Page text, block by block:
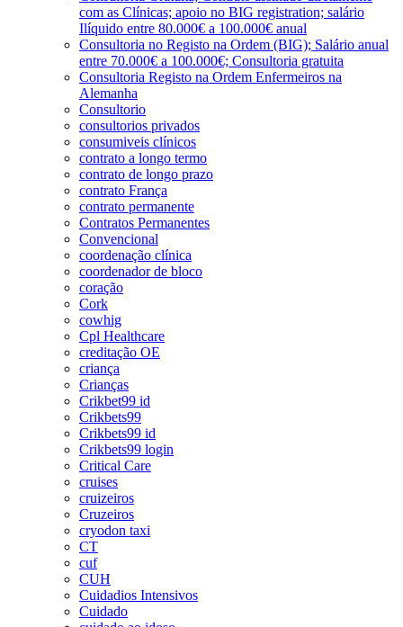
com as Clínicas; apoio no BIG registration; salário
Ilíquido entre 80.000€ a 100.000€ anual
Consultoria no Registo na Ordem (BIG); Salário anual
entre 70.000€ a 100.000€; Consultoria gratuita
Consultoria Registo na Ordem Enfermeiros na
Alemanha
Consultorio
consultorios privados
consumiveis clínicos
contrato a longo termo
contrato de longo prazo
contrato França
contrato permanente
Contratos Permanentes
Convencional
coordenação clínica
coordenador de bloco
coração
Cork
cowhig
Cpl Healthcare
creditação OE
criança
Crianças
Crikbet99 id
Crikbets99
Crikbets99 id
Crikbets99 login
Critical Care
cruises
cruizeiros
Cruzeiros
cryodon taxi
CT
cuf
CUH
Cuidadios Intensivos
Cuidado